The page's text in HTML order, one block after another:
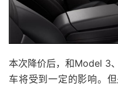
本次降价后，和Model 3
车将受到一定的影响。